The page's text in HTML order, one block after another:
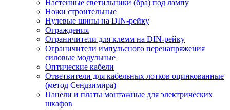
Настенные светильники (бра) под лампу
Ножи строительные
Нулевые шины на DIN-рейку
Ограждения
Ограничители для клемм на DIN-рейку
Ограничители импульсного перенапряжения
силовые модульные
Оптические кабели
Ответвители для кабельных лотков оцинкованные
(метод Сендзимира)
Панели и платы монтажные для электрических
шкафов